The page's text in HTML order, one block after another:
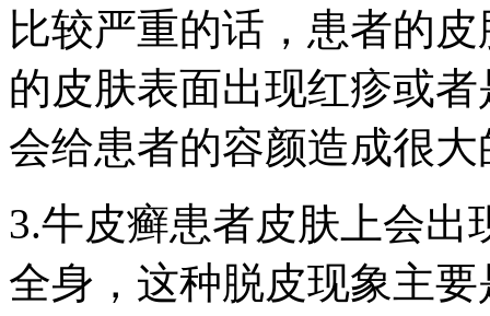
比较严重的话，患者的
的皮肤表面出现红疹或
会给患者的容颜造成很
3.牛皮癣患者皮肤上会
全身，这种脱皮现象主